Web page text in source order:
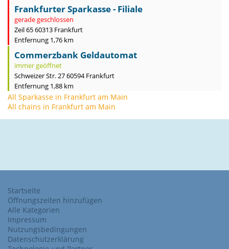
Frankfurter Sparkasse - Filiale
gerade geschlossen
Zeil 65 60313 Frankfurt
Entfernung 1,76 km
Commerzbank Geldautomat
immer geöffnet
Schweizer Str. 27 60594 Frankfurt
Entfernung 1,88 km
All Sparkasse in Frankfurt am Main
All chains in Frankfurt am Main
Startseite
Öffnungszeiten hinzufügen
Alle Kategorien
Impressum
Nutzungsbedingungen
Datenschutzerklärung